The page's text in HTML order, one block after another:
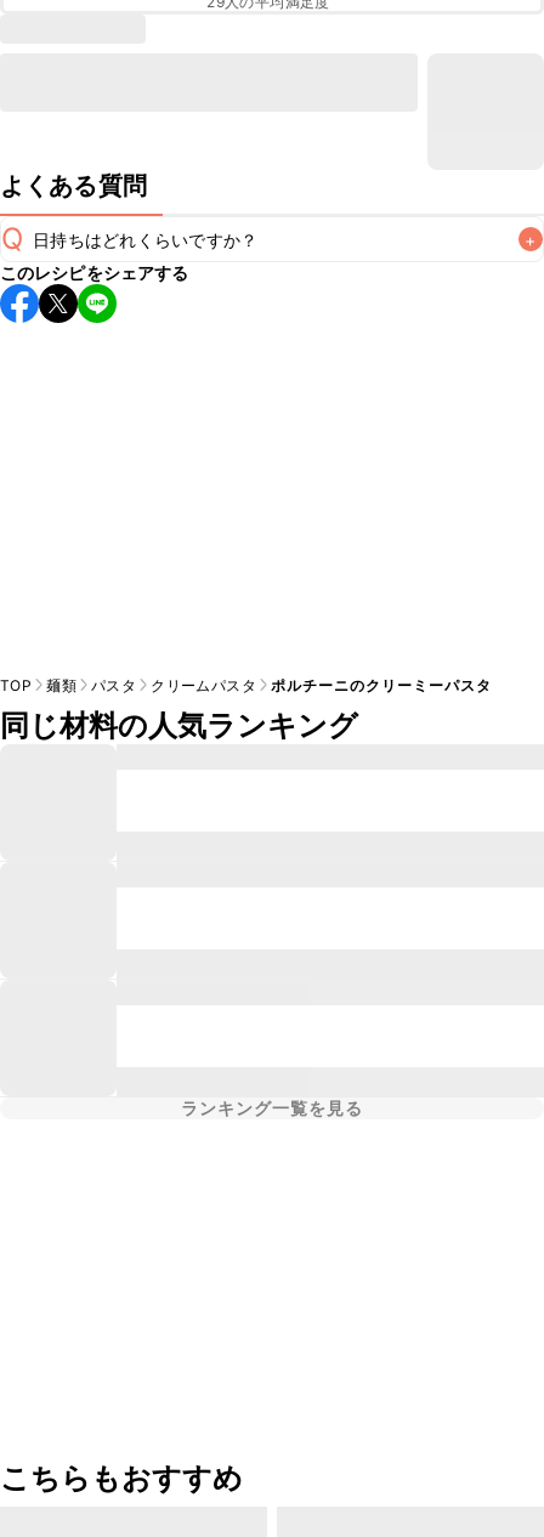
よくある質問
Q 日持ちはどれくらいですか？ +
こちらのレシピは出来たてをお召し上がりいただくことをお
すすめします。
このレシピをシェアする
TOP 麺類 パスタ クリームパスタ ポルチーニのクリーミーパスタ
同じ材料の人気ランキング
ランキング一覧を見る
こちらもおすすめ